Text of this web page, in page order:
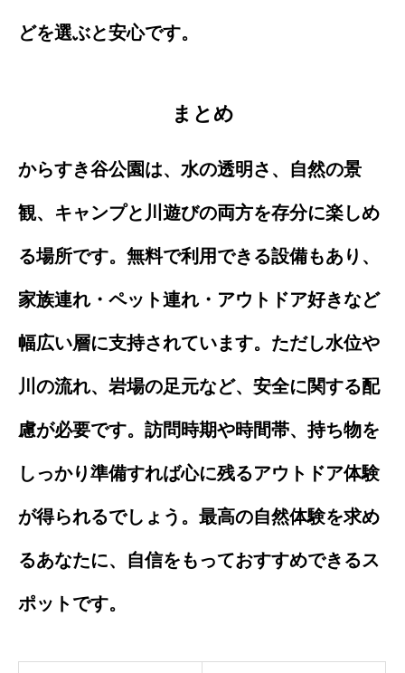
どを選ぶと安心です。
まとめ
からすき谷公園は、水の透明さ、自然の景
観、キャンプと川遊びの両方を存分に楽しめ
る場所です。無料で利用できる設備もあり、
家族連れ・ペット連れ・アウトドア好きなど
幅広い層に支持されています。ただし水位や
川の流れ、岩場の足元など、安全に関する配
慮が必要です。訪問時期や時間帯、持ち物を
しっかり準備すれば心に残るアウトドア体験
が得られるでしょう。最高の自然体験を求め
るあなたに、自信をもっておすすめできるス
ポットです。